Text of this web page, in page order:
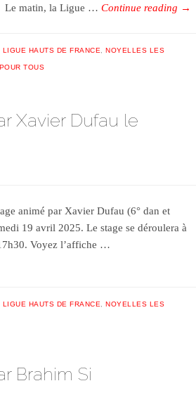
Le matin, la Ligue …Continue reading →
LIGUE HAUTS DE FRANCE, NOYELLES LES
TOUS
Xavier Dufau le
animé par Xavier Dufau (6° dan et
19 avril 2025. Le stage se déroulera à
Voyez l’affiche …
LIGUE HAUTS DE FRANCE, NOYELLES LES
Brahim Si